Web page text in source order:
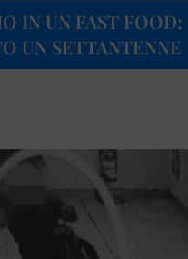
IN UN FAST FOOD:
UN SETTANTENNE